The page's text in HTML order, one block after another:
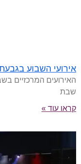
אירועי השבוע בגבעתיים 3/8-10/
האירועים המרכזיים
שבת
קראו עוד »